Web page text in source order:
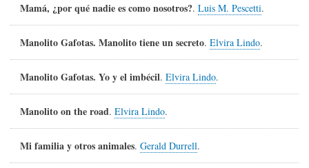
Mamá, ¿por qué nadie es como nosotros?. Luis M. Pescetti.
Manolito Gafotas. Manolito tiene un secreto. Elvira Lindo.
Manolito Gafotas. Yo y el imbécil. Elvira Lindo.
Manolito on the road. Elvira Lindo.
Mi familia y otros animales. Gerald Durrell.